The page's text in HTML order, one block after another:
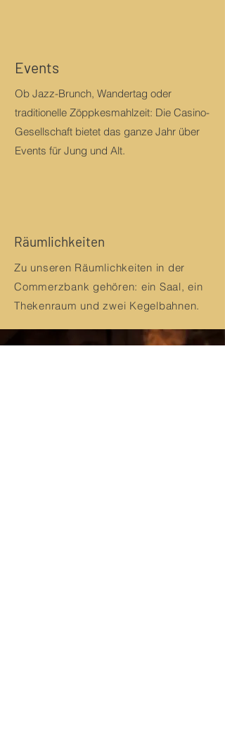
Events
Ob Jazz-Brunch, Wandertag oder
traditionelle Zöppkesmahlzeit: Die Casino-
Gesellschaft bietet das ganze Jahr über
Events für Jung und Alt.
Räumlichkeiten
Zu unseren Räumlichkeiten in der
Commerzbank gehören: ein Saal, ein
Thekenraum und zwei Kegelbahnen.